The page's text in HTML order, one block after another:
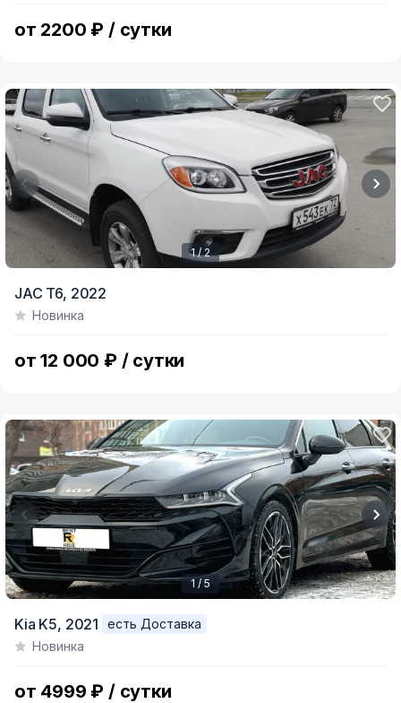
от 2200 ₽ / сутки
of
1 / 2
JAC T6, 2022
Новинка
от 12 000 ₽ / сутки
of
1 / 5
Kia K5, 2021
есть Доставка
Новинка
от 4999 ₽ / сутки